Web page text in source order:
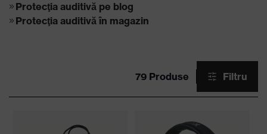
Protecţia auditivă pe blog
Protecţia auditivă în magazin
79 Produse Filtru